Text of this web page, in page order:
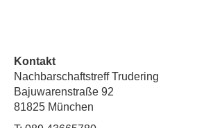
Kontakt
Nachbarschaftstreff Trudering
Bajuwarenstraße 92
81825 München